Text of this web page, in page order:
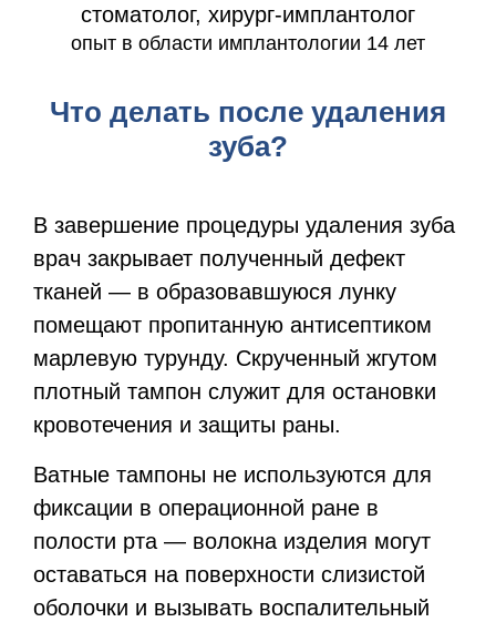
стоматолог, хирург-имплантолог
опыт в области имплантологии 14 лет
Что делать после удаления
зуба?
В завершение процедуры удаления зуба
врач закрывает полученный дефект
тканей — в образовавшуюся лунку
помещают пропитанную антисептиком
марлевую турунду. Скрученный жгутом
плотный тампон служит для остановки
кровотечения и защиты раны.
Ватные тампоны не используются для
фиксации в операционной ране в
полости рта — волокна изделия могут
оставаться на поверхности слизистой
оболочки и вызывать воспалительный